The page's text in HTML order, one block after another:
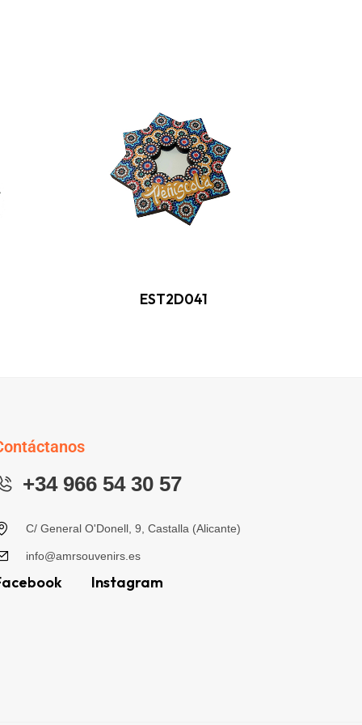
EST2D041
+34 966 54 30 57
C/ General O'Donell, 9, Castalla (Alicante)
info@amrsouvenirs.es
Instagram